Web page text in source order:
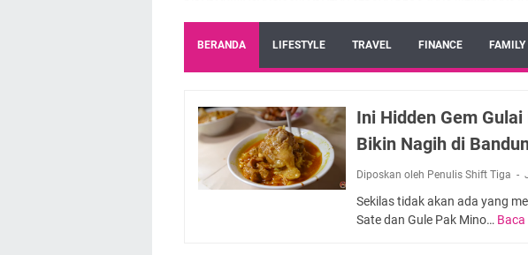
BERANDA LIFESTYLE TRAVEL FINANCE FAMILY
Ini Hidden Gem
Bikin Nagih di
Diposkan oleh Penulis Shift Tiga
Sekilas tidak akan ada yang
Sate dan Gule Pak Mino…